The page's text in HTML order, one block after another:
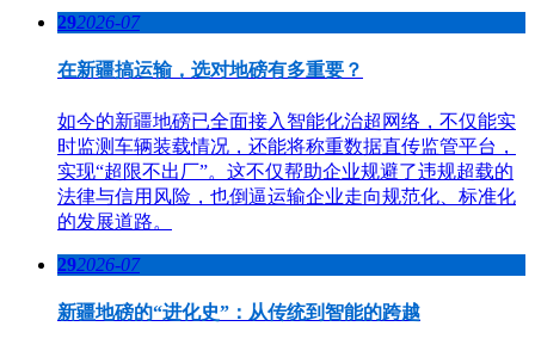
292026-07
在新疆搞运输，选对地磅有多重要？
如今的新疆地磅已全面接入智能化治超网络，不仅能实
时监测车辆装载情况，还能将称重数据直传监管平台，
实现“超限不出厂”。这不仅帮助企业规避了违规超载的
法律与信用风险，也倒逼运输企业走向规范化、标准化
的发展道路。
292026-07
新疆地磅的“进化史”：从传统到智能的跨越